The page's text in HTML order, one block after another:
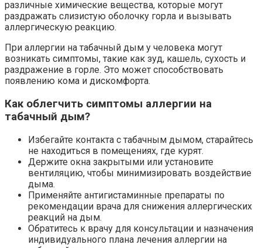
различные химические вещества, которые могут
раздражать слизистую оболочку горла и вызывать
аллергическую реакцию.
При аллергии на табачный дым у человека могут
возникать симптомы, такие как зуд, кашель, сухость и
раздражение в горле. Это может способствовать
появлению кома и дискомфорта.
Как облегчить симптомы аллергии на
табачный дым?
Избегайте контакта с табачным дымом, старайтесь
не находиться в помещениях, где курят.
Держите окна закрытыми или установите
вентиляцию, чтобы минимизировать воздействие
дыма.
Применяйте антигистаминные препараты по
рекомендации врача для снижения аллергических
реакций на дым.
Обратитесь к врачу для консультации и назначения
индивидуального плана лечения аллергии на